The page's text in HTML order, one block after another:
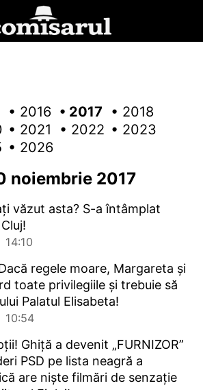
• 2016 • 2017
• 2018
• 2021 • 2022 • 2023
• 2026
noiembrie 2017
văzut asta? S-a întâmplat
14:10
regele moare, Margareta și
toate privilegiile și trebuie să
Palatul Elisabeta!
10:54
Ghiță a devenit „FURNIZOR”
PSD pe lista neagră a
are niște filmări de senzație